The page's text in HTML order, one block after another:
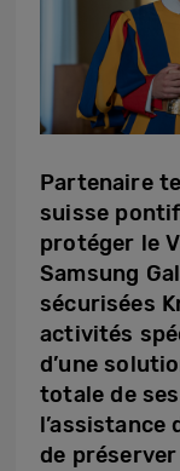
Partenaire
suisse
protéger le
Samsung
sécurisées
activités
d’une
totale de
l’assistance
de